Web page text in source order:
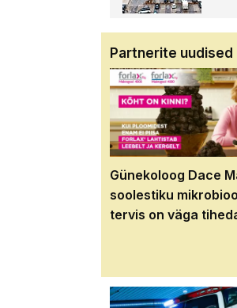
Partnerite uudised
Günekoloog Dace
soolestiku
tervis on väga